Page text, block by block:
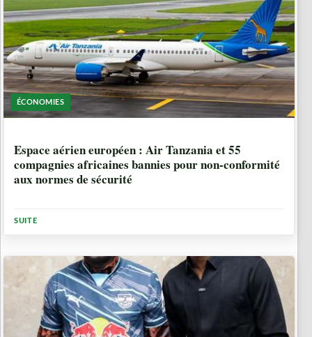
ÉCONOMIES
Espace aérien européen : Air Tanzania et 55
compagnies africaines bannies pour non-conformité
aux normes de sécurité
SUITE